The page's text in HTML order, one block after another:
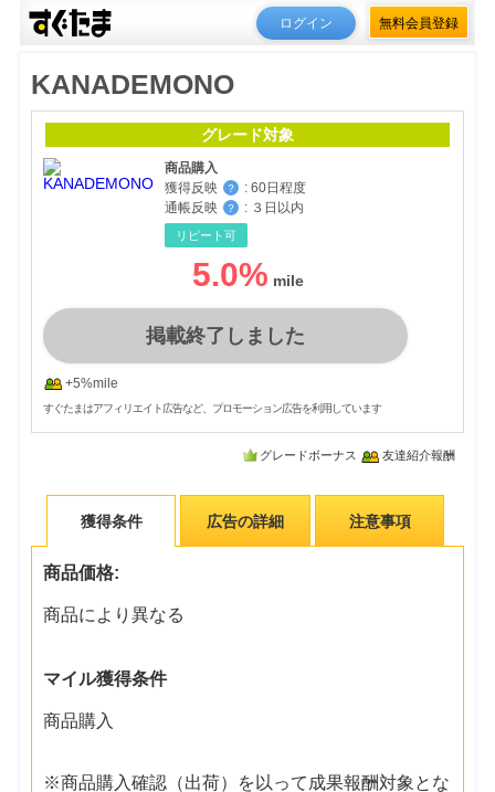
ログイン 無料会員登録
KANADEMONO
グレード対象
商品購入
獲得反映
？ : 60日程度
通帳反映
？ : ３日以内
リピート可
5.0%
掲載終了しました
+5%mile
すぐたまはアフィリエイト広告など、プロモーション広告を利用しています
グレードボーナス 友達紹介報酬
獲得条件 広告の詳細 注意事項
商品価格:
商品により異なる
マイル獲得条件
商品購入
※商品購入確認（出荷）を以って成果報酬対象とな